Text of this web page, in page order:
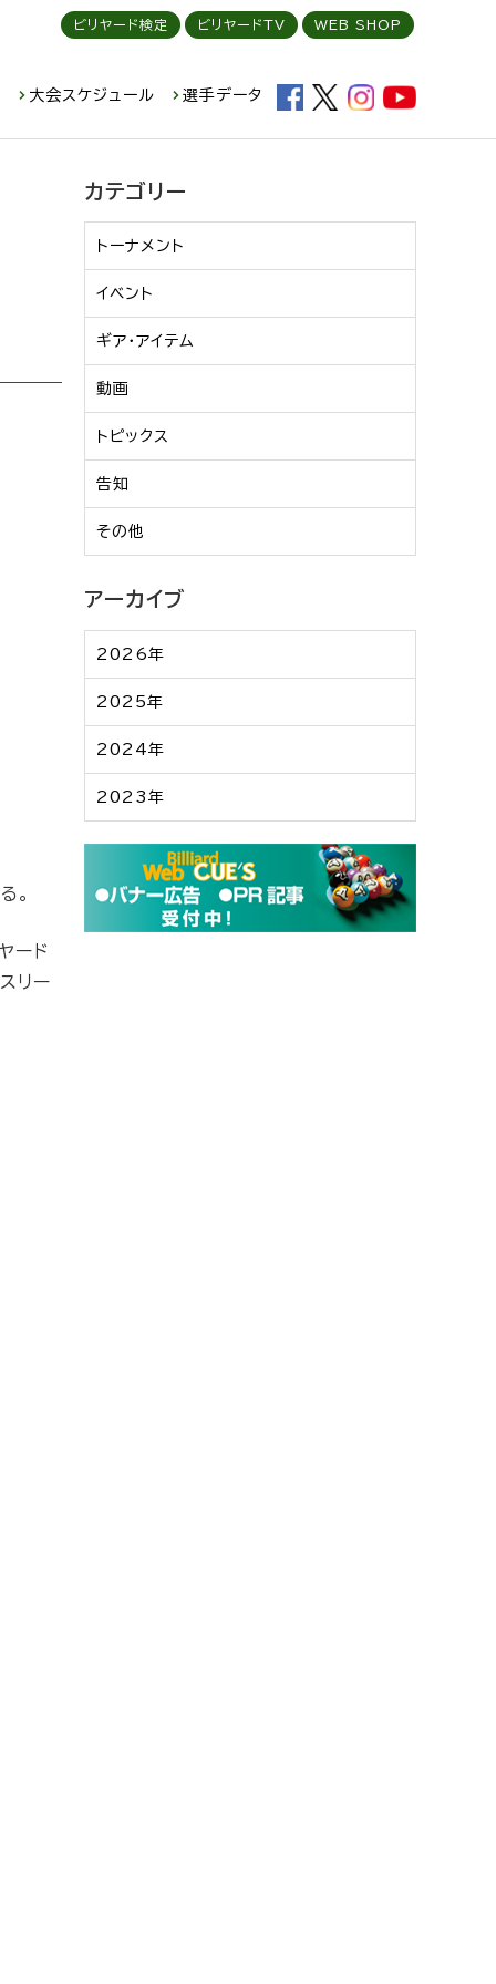
大会スケジュール 選手データ
ビリヤード検定 ビリヤードTV WEB SHOP
。
ード
リー
カテゴリー
トーナメント
イベント
ギア・アイテム
動画
トピックス
告知
その他
アーカイブ
2026年
2025年
2024年
2023年